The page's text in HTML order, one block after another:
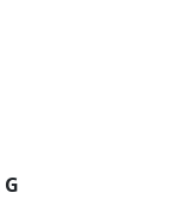
G